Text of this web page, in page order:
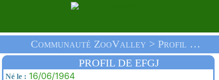
Communauté ZooValley > Profil De Efgj > Accueil
PROFIL DE EFGJ
Né le : 16/06/1964